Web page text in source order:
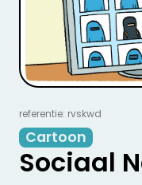
referentie: rvskwd
Cartoon
Sociaal